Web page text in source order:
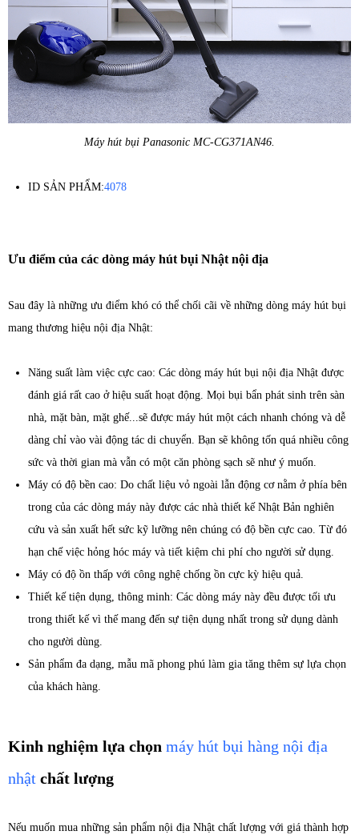
Máy hút bụi Panasonic MC-CG371AN46.
ID SẢN PHẨM:4078
Ưu điểm của các dòng máy hút bụi Nhật nội địa
Sau đây là những ưu điểm khó có thể chối cãi về những dòng máy hút bụi
mang thương hiệu nội địa Nhật:
Năng suất làm việc cực cao: Các dòng máy hút bụi nội địa Nhật được
đánh giá rất cao ở hiệu suất hoạt động. Mọi bụi bẩn phát sinh trên sàn
nhà, mặt bàn, mặt ghế...sẽ được máy hút một cách nhanh chóng và dễ
dàng chỉ vào vài động tác di chuyển. Bạn sẽ không tốn quá nhiều công
sức và thời gian mà vẫn có một căn phòng sạch sẽ như ý muốn.
Máy có độ bền cao: Do chất liệu vỏ ngoài lẫn động cơ nằm ở phía bên
trong của các dòng máy này được các nhà thiết kế Nhật Bản nghiên
cứu và sản xuất hết sức kỹ lưỡng nên chúng có độ bền cực cao. Từ đó
hạn chế việc hỏng hóc máy và tiết kiệm chi phí cho người sử dụng.
Máy có độ ồn thấp với công nghệ chống ồn cực kỳ hiệu quả.
Thiết kế tiện dụng, thông minh: Các dòng máy này đều được tối ưu
trong thiết kế vì thế mang đến sự tiện dụng nhất trong sử dụng dành
cho người dùng.
Sản phẩm đa dạng, mẫu mã phong phú làm gia tăng thêm sự lựa chọn
của khách hàng.
Kinh nghiệm lựa chọn máy hút bụi hàng nội địa
nhật chất lượng
Nếu muốn mua những sản phẩm nội địa Nhật chất lượng với giá thành hợp